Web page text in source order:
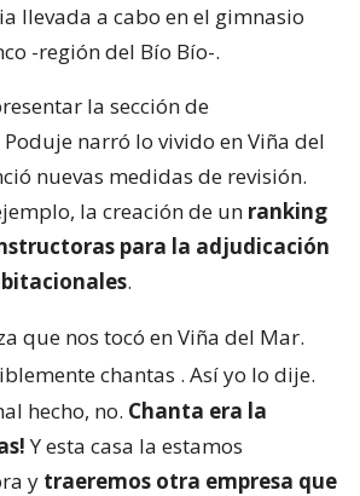
llevada a cabo en el gimnasio
-región del Bío Bío-.
la sección de
Poduje narró lo vivido en Viña del
nuevas medidas de revisión.
la creación de un ranking
para la adjudicación
.
que nos tocó en Viña del Mar.
chantas . Así yo lo dije.
hecho, no. Chanta era la
Y esta casa la estamos
y traeremos otra empresa que